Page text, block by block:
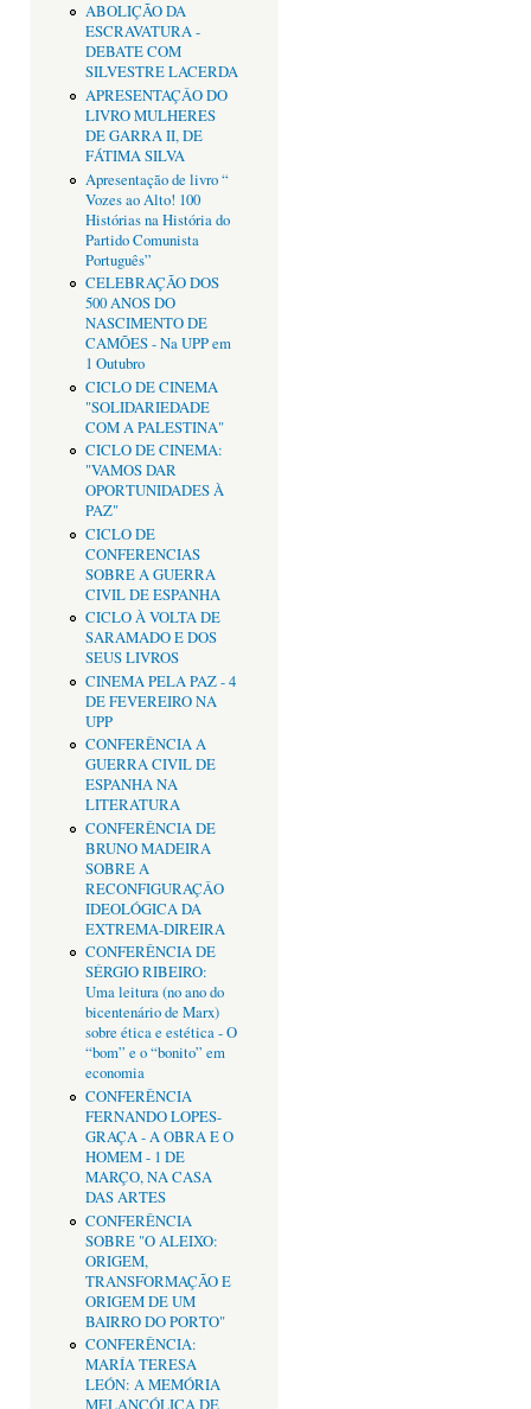
ABOLIÇÃO DA
ESCRAVATURA -
DEBATE COM
SILVESTRE LACERDA
APRESENTAÇÂO DO
LIVRO MULHERES
DE GARRA II, DE
FÁTIMA SILVA
Apresentação de livro “
Vozes ao Alto! 100
Histórias na História do
Partido Comunista
Português”
CELEBRAÇÃO DOS
500 ANOS DO
NASCIMENTO DE
CAMÕES - Na UPP em
1 Outubro
CICLO DE CINEMA
"SOLIDARIEDADE
COM A PALESTINA"
CICLO DE CINEMA:
"VAMOS DAR
OPORTUNIDADES À
PAZ"
CICLO DE
CONFERENCIAS
SOBRE A GUERRA
CIVIL DE ESPANHA
CICLO À VOLTA DE
SARAMADO E DOS
SEUS LIVROS
CINEMA PELA PAZ - 4
DE FEVEREIRO NA
UPP
CONFERÊNCIA A
GUERRA CIVIL DE
ESPANHA NA
LITERATURA
CONFERÊNCIA DE
BRUNO MADEIRA
SOBRE A
RECONFIGURAÇÂO
IDEOLÓGICA DA
EXTREMA-DIREIRA
CONFERÊNCIA DE
SÉRGIO RIBEIRO:
Uma leitura (no ano do
bicentenário de Marx)
sobre ética e estética - O
“bom” e o “bonito” em
economia
CONFERÊNCIA
FERNANDO LOPES-
GRAÇA - A OBRA E O
HOMEM - 1 DE
MARÇO, NA CASA
DAS ARTES
CONFERÊNCIA
SOBRE "O ALEIXO:
ORIGEM,
TRANSFORMAÇÃO E
ORIGEM DE UM
BAIRRO DO PORTO"
CONFERÊNCIA:
MARÍA TERESA
LEÓN: A MEMÓRIA
MELANCÓLICA DE